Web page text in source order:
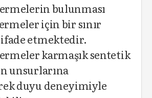
bulunması
için bir sınır
etmektedir.
karmaşık sentetik
unsurlarına
duyu deneyimiyle